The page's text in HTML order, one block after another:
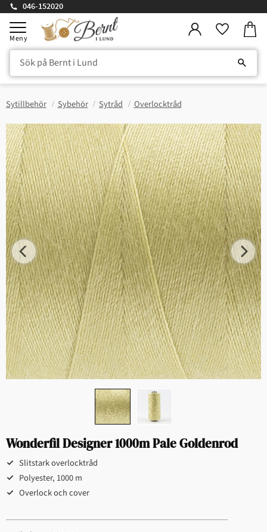
Meny
046-152020
Sytillbehör Sybehör Sytråd Overlocktråd
Wonderfil Designer 1000m Pale Goldenrod
Slitstark overlocktråd
Polyester, 1000 m
Overlock och cover